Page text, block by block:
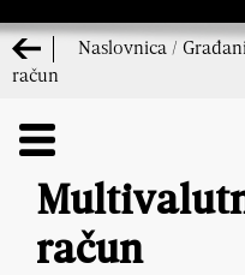
Naslovnica /
račun
račun